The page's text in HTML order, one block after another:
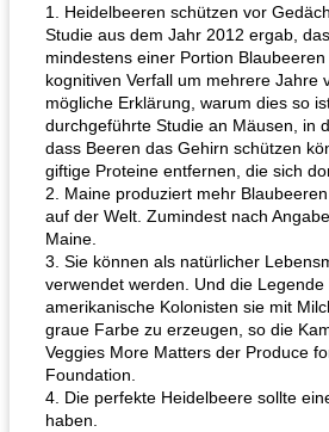
1. Heidelbeeren schützen vor
Studie aus dem Jahr 2012 ergab,
mindestens einer Portion
kognitiven Verfall um mehrere Jahre
mögliche Erklärung, warum dies so
durchgeführte Studie an Mäusen, in
dass Beeren das Gehirn schützen
giftige Proteine ​​entfernen, die sich
2. Maine produziert mehr
auf der Welt. Zumindest nach
Maine.
3. Sie können als natürlicher
verwendet werden. Und die
amerikanische Kolonisten sie mit
graue Farbe zu erzeugen, so die
Veggies More Matters der Produce
Foundation.
4. Die perfekte Heidelbeere sollte
haben.